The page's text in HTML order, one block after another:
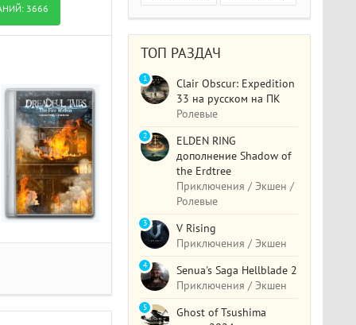
3666
ТОП РАЗДАЧ
Clair Obscur: Expedition
33 на русском на ПК
Ролевые
1
ELDEN RING
дополнение Shadow of
the Erdtree
Приключения / Экшен /
Ролевые
2
V Rising
Приключения / Экшен
3
Senua's Saga Hellblade 2
Приключения / Экшен
4
Ghost of Tsushima
5